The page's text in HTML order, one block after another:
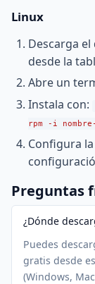
Linux
Descarga
desde la
Abre un
Instala con:
rpm -i
Configura
Preguntas
¿Dónde
Puedes
gratis desde
(Windows,